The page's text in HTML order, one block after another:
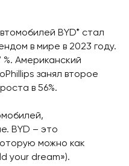
BYD* стал
в мире в 2023 году.
Американский
занял второе
в 56%.
BYD – это
можно как
your dream»).